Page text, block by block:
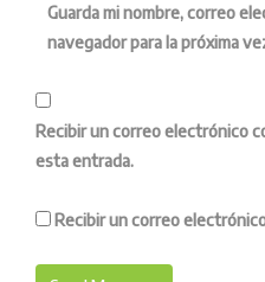
Guarda mi nombre, correo
navegador para la próxima
Recibir un correo electrónico
esta entrada.
Recibir un correo